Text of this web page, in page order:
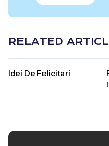
RELATED
Idei De Felicitari